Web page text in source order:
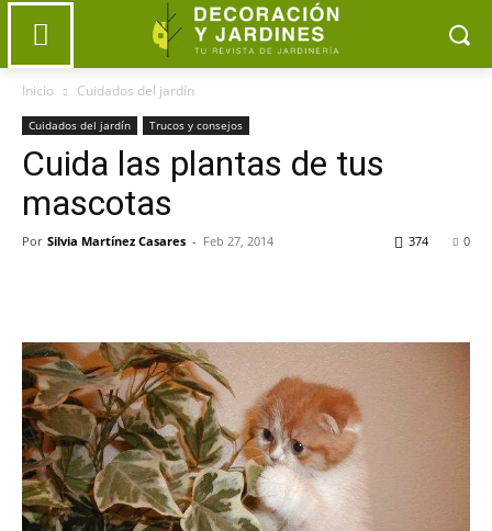
Inicio Cuidados del jardín
Cuidados del jardín Trucos y consejos
Cuida las plantas de tus
mascotas
Por Silvia Martínez Casares - Feb 27, 2014 0
374